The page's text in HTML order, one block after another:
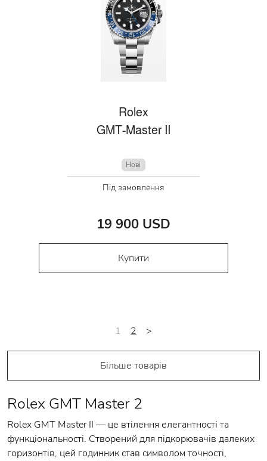
Rolex
GMT-Master II
Нові
Під замовлення
19 900 USD
Купити
1 2 >
Більше товарів
Rolex GMT Master 2
Rolex GMT Master II — це втілення елегантності та
функціональності. Створений для підкорювачів далеких
горизонтів, цей годинник став символом точності,